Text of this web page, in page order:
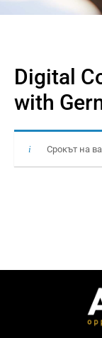
Digital
with
Срокът на